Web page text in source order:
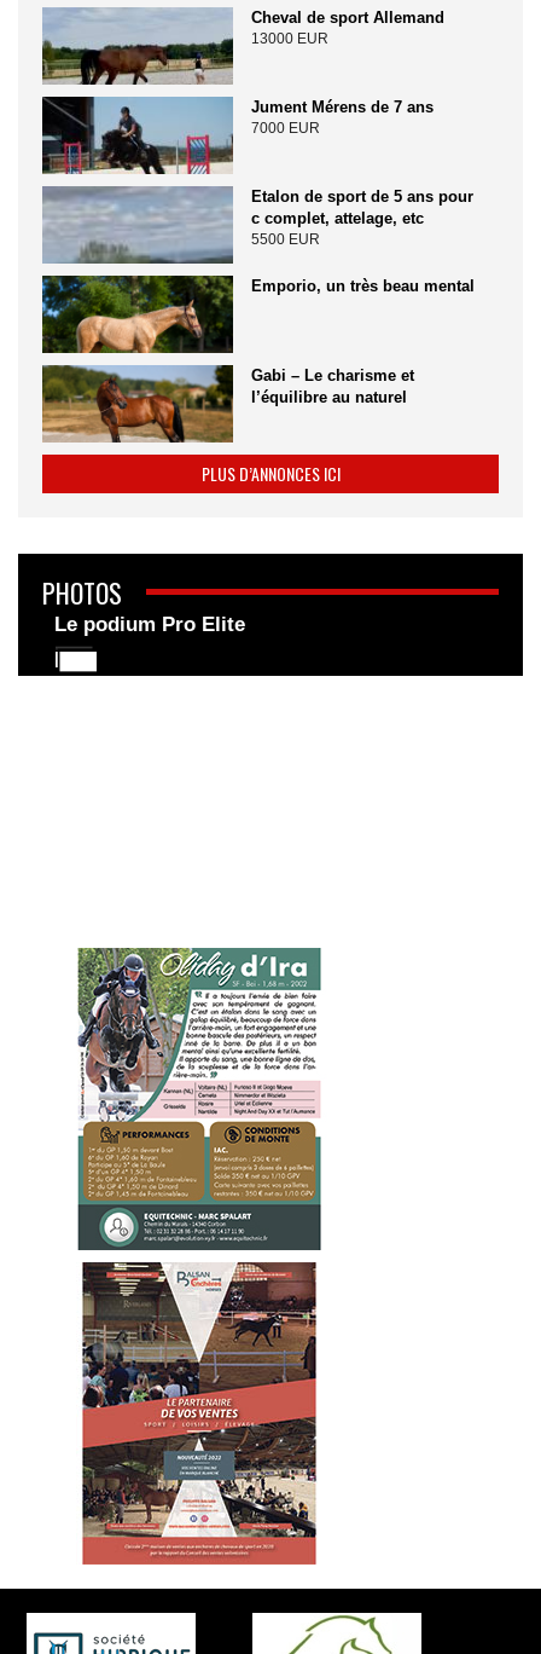
Cheval de sport Allemand
13000 EUR
Jument Mérens de 7 ans
7000 EUR
Etalon de sport de 5 ans pour
c complet, attelage, etc
5500 EUR
Emporio, un très beau mental
Gabi – Le charisme et
l’équilibre au naturel
PLUS D’ANNONCES ICI
PHOTOS
Le podium Pro Elite